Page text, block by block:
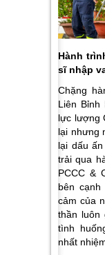
Hành
sĩ nhập
Chặng
Liên Bỉnh
lực lượng
lại nhưng
lại dấu
trải qua
PCCC &
bên
cảm của
thần luôn
tình
nhất